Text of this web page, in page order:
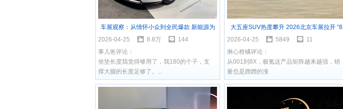
车展观察：从情怀小众到全民爆款 新能源为
何让旅行车集体爆发？
2026-04-25 8.8万
144
事儿爸评论：
坐垫长度我觉得够用了，我180的个子，支
撑大腿的长度足够了。...
大五座SUV热度攀升 2026北京车展拉开 “8
系” SUV竞争大幕
2026-04-25 5849
11
揪心柑橘评论：
从001到8X，极氪这产品矩阵越来越强，销
量也是蹭蹭的涨